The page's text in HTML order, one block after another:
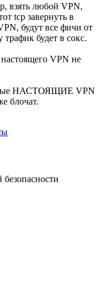
взять любой VPN,
tcp завернуть в
будут все фичи от
будет в сокс.
VPN не
НАСТОЯЩИЕ VPN
блочат.